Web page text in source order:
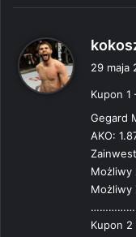
29 maja
Kupon 1
Gegard
AKO:
Możliwy
Możliwy
Kupon